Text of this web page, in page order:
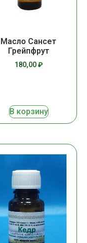
Масло Сансет
Грейпфрут
180,00₽
В корзину